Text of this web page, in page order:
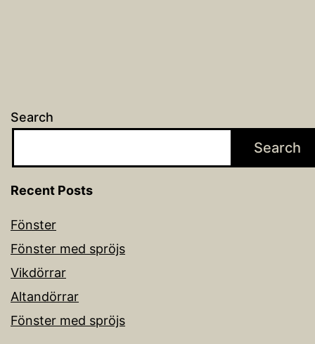
Search
Search
Recent Posts
Fönster
Fönster med spröjs
Vikdörrar
Altandörrar
Fönster med spröjs